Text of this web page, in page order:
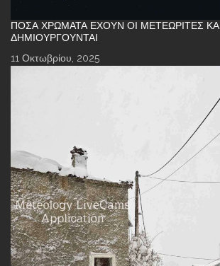
ΠΌΣΑ ΧΡΏΜΑΤΑ ΈΧΟΥΝ ΟΙ ΜΕΤΕΩΡΊΤΕΣ
ΔΗΜΙΟΥΡΓΟΎΝΤΑΙ
11 Οκτωβρίου, 2025